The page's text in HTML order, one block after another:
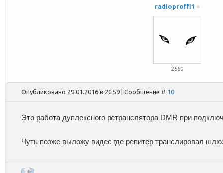
radioproffi1
2560
Опубликовано 29.01.2016 в 20:59 | Сообщение # 10
Это работа дуплексного ретранслятора DMR при
Чуть позже выложу видео где репитер транслировал